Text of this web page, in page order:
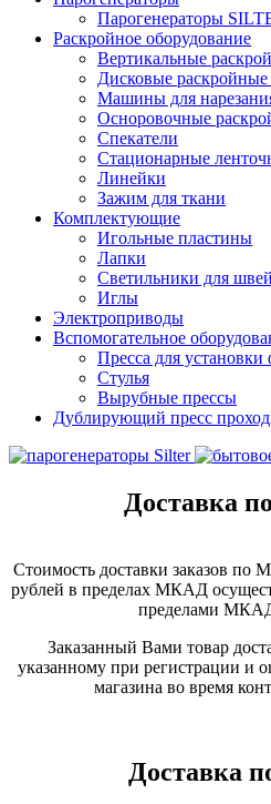
Парогенераторы
Раскройное оборудование
Вертикальные
Дисковые
Машины для
Осноровочные
Спекатели
Стационарные
Линейки
Зажим для ткани
Комплектующие
Игольные пластины
Лапки
Светильники для
Иглы
Электроприводы
Вспомогательное
Пресса для
Стулья
Вырубные прессы
Дублирующий пресс
Доставка
Стоимость доставки заказов по
рублей в пределах МКАД
пределами
Заказанный Вами товар
указанному при регистрации и
магазина во время
Доставка